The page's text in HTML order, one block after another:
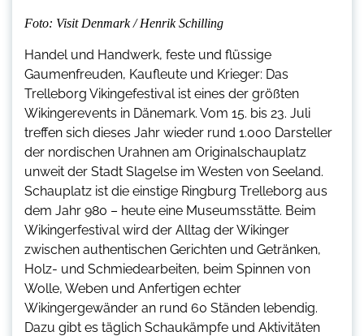
Foto: Visit Denmark / Henrik Schilling
Handel und Handwerk, feste und flüssige
Gaumenfreuden, Kaufleute und Krieger: Das
Trelleborg Vikingefestival ist eines der größten
Wikingerevents in Dänemark. Vom 15. bis 23. Juli
treffen sich dieses Jahr wieder rund 1.000 Darsteller
der nordischen Urahnen am Originalschauplatz
unweit der Stadt Slagelse im Westen von Seeland.
Schauplatz ist die einstige Ringburg Trelleborg aus
dem Jahr 980 – heute eine Museumsstätte. Beim
Wikingerfestival wird der Alltag der Wikinger
zwischen authentischen Gerichten und Getränken,
Holz- und Schmiedearbeiten, beim Spinnen von
Wolle, Weben und Anfertigen echter
Wikingergewänder an rund 60 Ständen lebendig.
Dazu gibt es täglich Schaukämpfe und Aktivitäten